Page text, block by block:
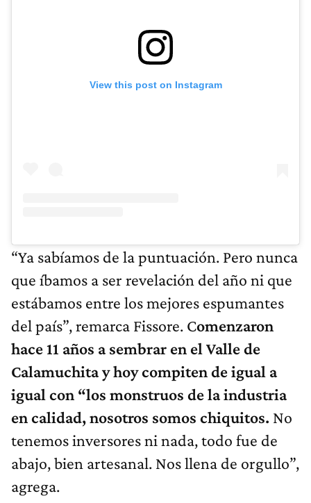
View this post on Instagram
“Ya sabíamos de la puntuación. Pero nunca
que íbamos a ser revelación del año ni que
estábamos entre los mejores espumantes
del país”, remarca Fissore. Comenzaron
hace 11 años a sembrar en el Valle de
Calamuchita y hoy compiten de igual a
igual con “los monstruos de la industria
en calidad, nosotros somos chiquitos. No
tenemos inversores ni nada, todo fue de
abajo, bien artesanal. Nos llena de orgullo”,
agrega.